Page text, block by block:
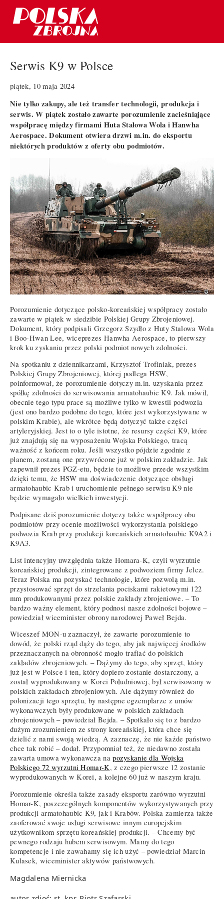
Serwis K9 w Polsce
piątek, 10 maja 2024
Nie tylko zakupy, ale też transfer technologii, produkcja i
serwis. W piątek zostało zawarte porozumienie zacieśniające
współpracę między firmami Huta Stalowa Wola i Hanwha
Aerospace. Dokument otwiera drzwi m.in. do eksportu
niektórych produktów z oferty obu podmiotów.
Porozumienie dotyczące polsko-koreańskiej współpracy zostało
zawarte w piątek w siedzibie Polskiej Grupy Zbrojeniowej.
Dokument, który podpisali Grzegorz Szydło z Huty Stalowa Wola
i Boo-Hwan Lee, wiceprezes Hanwha Aerospace, to pierwszy
krok ku zyskaniu przez polski podmiot nowych zdolności.
Na spotkaniu z dziennikarzami, Krzysztof Trofiniak, prezes
Polskiej Grupy Zbrojeniowej, której podlega HSW,
poinformował, że porozumienie dotyczy m.in. uzyskania przez
spółkę zdolności do serwisowania armatohaubic K9. Jak mówił,
obecnie tego typu prace są możliwe tylko w kwestii podwozia
(jest ono bardzo podobne do tego, które jest wykorzystywane w
polskim Krabie), ale wkrótce będą dotyczyć także części
artyleryjskiej. Jest to o tyle istotne, że resursy części K9, które
już znajdują się na wyposażeniu Wojska Polskiego, tracą
ważność z końcem roku. Jeśli wszystko pójdzie zgodnie z
planem, zostaną one przywrócone już w polskim zakładzie. Jak
zapewnił prezes PGZ-etu, będzie to możliwe przede wszystkim
dzięki temu, że HSW ma doświadczenie dotyczące obsługi
armatohaubic Krab i uruchomienie pełnego serwisu K9 nie
będzie wymagało wielkich inwestycji.
Podpisane dziś porozumienie dotyczy także współpracy obu
podmiotów przy ocenie możliwości wykorzystania polskiego
podwozia Krab przy produkcji koreańskich armatohaubic K9A2 i
K9A3.
List intencyjny uwzględnia także Homara-K, czyli wyrzutnie
koreańskiej produkcji, zintegrowane z podwoziem firmy Jelcz.
Teraz Polska ma pozyskać technologie, które pozwolą m.in.
przystosować sprzęt do strzelania pociskami rakietowymi 122
mm produkowanymi przez polskie zakłady zbrojeniowe. – To
bardzo ważny element, który podnosi nasze zdolności bojowe –
powiedział wiceminister obrony narodowej Paweł Bejda.
Wiceszef MON-u zaznaczył, że zawarte porozumienie to
dowód, że polski rząd dąży do tego, aby jak najwięcej środków
przeznaczanych na obronność mogło trafiać do polskich
zakładów zbrojeniowych. – Dążymy do tego, aby sprzęt, który
już jest w Polsce i ten, który dopiero zostanie dostarczony, a
został wyprodukowany w Korei Południowej, był serwisowany w
polskich zakładach zbrojeniowych. Ale dążymy również do
polonizacji tego sprzętu, by następne egzemplarze z umów
wykonawczych były produkowane w polskich zakładach
zbrojeniowych – powiedział Bejda. – Spotkało się to z bardzo
dużym zrozumieniem ze strony koreańskiej, która chce się
dzielić z nami swoją wiedzą. A zaznaczę, że nie każde państwo
chce tak robić – dodał. Przypomniał też, że niedawno została
zawarta umowa wykonawcza napozyskanie dla Wojska
Polskiego 72 wyrzutni Homar-K, z czego pierwsze 12 zostanie
wyprodukowanych w Korei, a kolejne 60 już w naszym kraju.
Porozumienie określa także zasady eksportu zarówno wyrzutni
Homar-K, poszczególnych komponentów wykorzystywanych przy
produkcji armatohaubic K9, jak i Krabów. Polska zamierza także
zaoferować swoje usługi serwisowe innym europejskim
użytkownikom sprzętu koreańskiej produkcji. – Chcemy być
pewnego rodzaju hubem serwisowym. Mamy do tego
kompetencje i nie zawahamy się ich użyć – powiedział Marcin
Kulasek, wiceminister aktywów państwowych.
Magdalena Miernicka